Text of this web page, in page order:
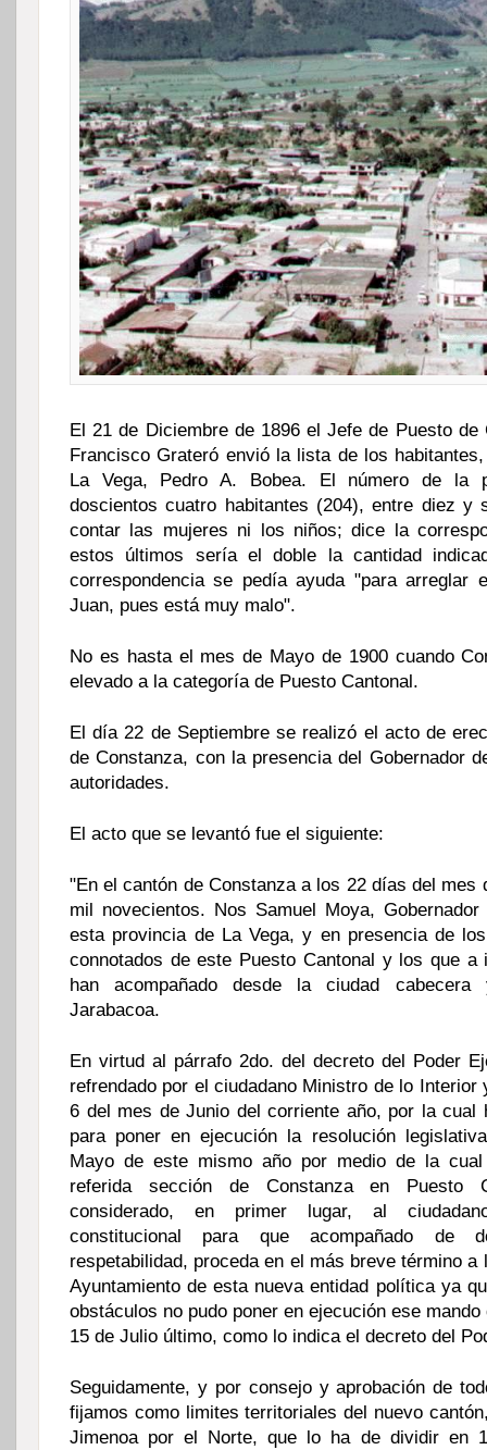
El 21 de Diciembre de 1896 el Jefe de Puesto de
Francisco Grateró envió la lista de los
La Vega, Pedro A. Bobea. El número de la
doscientos cuatro habitantes (204), entre diez y
contar las mujeres ni los niños; dice la
estos últimos sería el doble la cantidad
correspondencia se pedía ayuda "para arreglar
Juan, pues está muy malo".
No es hasta el mes de Mayo de 1900 cuando
elevado a la categoría de Puesto Cantonal.
El día 22 de Septiembre se realizó el acto de
de Constanza, con la presencia del Gobernador
autoridades.
El acto que se levantó fue el siguiente:
"En el cantón de Constanza a los 22 días del mes
mil novecientos. Nos Samuel Moya,
esta provincia de La Vega, y en presencia de
connotados de este Puesto Cantonal y los que a
han acompañado desde la ciudad
Jarabacoa.
En virtud al párrafo 2do. del decreto del Poder
refrendado por el ciudadano Ministro de lo Interior
6 del mes de Junio del corriente año, por la cual
para poner en ejecución la resolución
Mayo de este mismo año por medio de la
referida sección de Constanza en Puesto
considerado, en primer lugar, al
constitucional para que acompañado de
respetabilidad, proceda en el más breve término a
Ayuntamiento de esta nueva entidad política ya
obstáculos no pudo poner en ejecución ese
15 de Julio último, como lo indica el decreto del
Seguidamente, y por consejo y aprobación de
fijamos como limites territoriales del nuevo
Jimenoa por el Norte, que lo ha de dividir en